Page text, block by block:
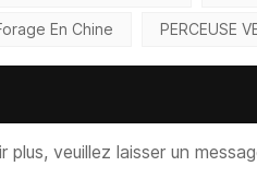
En Chine PERCEUSE
veuillez laisser un